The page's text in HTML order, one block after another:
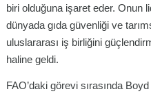
biri olduğuna işaret eder. Onun
dünyada gıda güvenliği ve
uluslararası iş birliğini
haline geldi.
FAO’daki görevi sırasında